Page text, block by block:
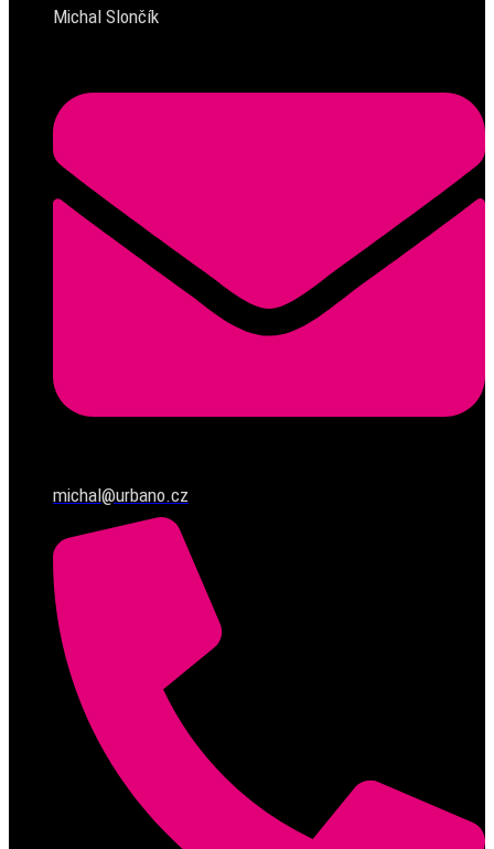
Michal Slončík
michal@urbano.cz